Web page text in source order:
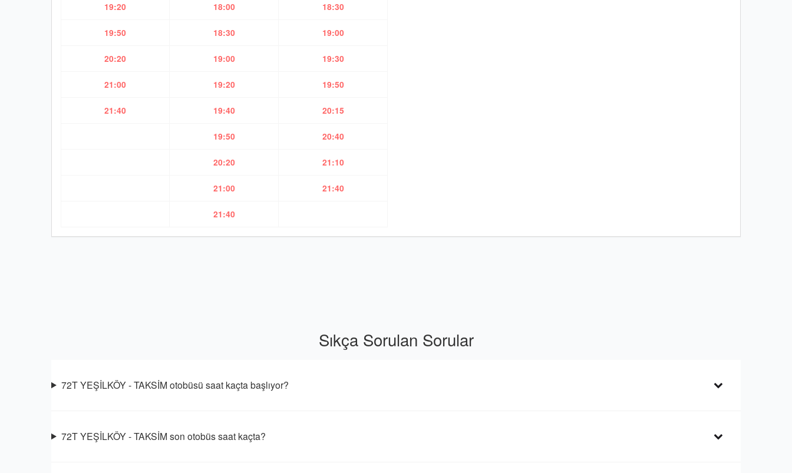
19:20 18:00 18:30
19:50 18:30 19:00
20:20 19:00 19:30
21:00 19:20 19:50
21:40 19:40 20:15
19:50 20:40
20:20 21:10
21:00 21:40
21:40
Sıkça Sorulan Sorular
72T YEŞİLKÖY - TAKSİM otobüsü saat kaçta başlıyor?
72T YEŞİLKÖY - TAKSİM son otobüs saat kaçta?